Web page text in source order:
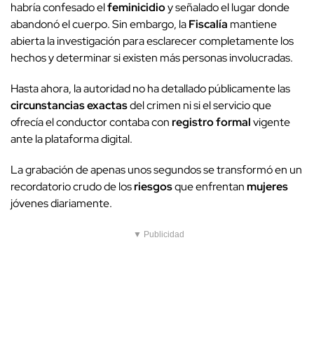
habría confesado elfeminicidioy señalado el lugar donde
abandonó el cuerpo. Sin embargo, laFiscalía mantiene
abierta la investigación para esclarecer completamente los
hechos y determinar si existen más personas involucradas.
Hasta ahora, la autoridad no ha detallado públicamente las
circunstancias exactasdel crimen ni si el servicio que
ofrecía el conductor contaba conregistro formalvigente
ante la plataforma digital.
La grabación de apenas unos segundos se transformó en un
recordatorio crudo de losriesgosque enfrentanmujeres
jóvenes diariamente.
▼ Publicidad